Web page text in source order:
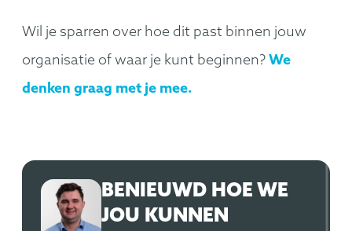
Wil je sparren over hoe dit past binnen jouw
organisatie of waar je kunt beginnen? We
denken graag met je mee.
BENIEUWD HOE WE
JOU KUNNEN